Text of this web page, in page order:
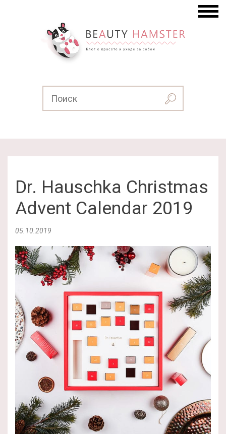
Dr. Hauschka Christmas
Advent Calendar 2019
05.10.2019